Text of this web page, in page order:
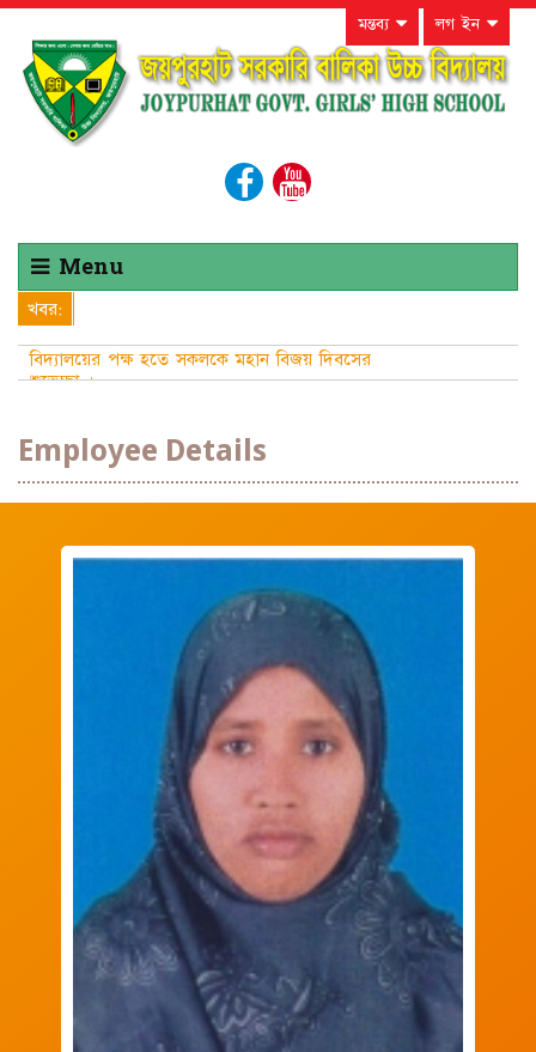
মন্তব্য লগ ইন
Menu
খবর:
বিদ্যালয়ের পক্ষ হতে সকলকে মহান বিজয় দিবসের
শুভেচ্ছা ।
Employee Details